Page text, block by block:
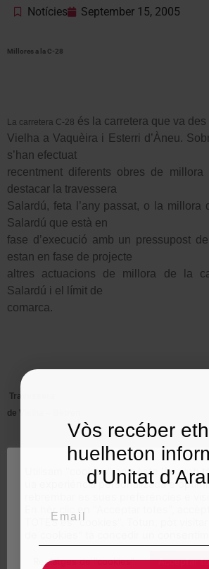
Notícies September 15, 2005
Millores a la C-28
La carretera C-28 és la carretera que va des
Vielha a Vaquèira i Esterri d’Àneu.
s’han efectuat
recentment diferents obres de
destacar la travessera
Salardú, feta l’any passat, o la millora
Salardú que està en
fase d’execució amb un pressupost
estan en fase de projecte
altres actuacions de millora de la
Salardú i el límit de
comarca.
Travessera
de Vielha – Betren
el reforçament i ampliació
30 m. Només s’admetran els girs a l’esquerra a la
Utilisam "cookies" en nòste lòc web
ua experiéncia personalizada e
En hèr clic en "Acceptar totes",
TOTES es "cookies". Totun, pòt
Reglatges de "cookies" Acceptar
Vòs recéber
huelheton
d’Unitat